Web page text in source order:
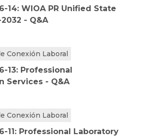
14: WIOA PR Unified State
- Q&A
Conexión Laboral
13: Professional
Services - Q&A
Conexión Laboral
11: Professional Laboratory